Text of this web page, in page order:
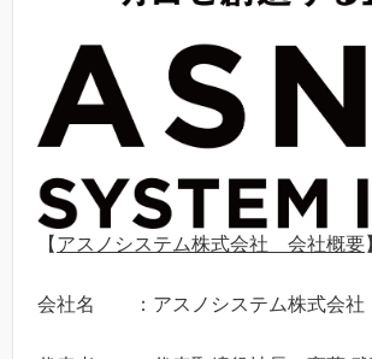
【 アスノシステム株式会社 会社概要
会社名 ：アスノシステム株式会社